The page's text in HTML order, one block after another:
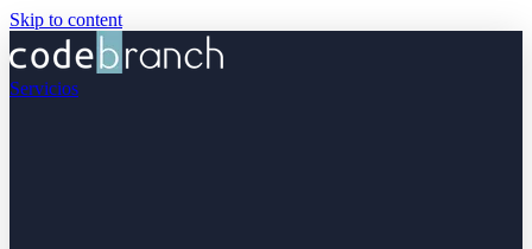
Skip to content
Servicios